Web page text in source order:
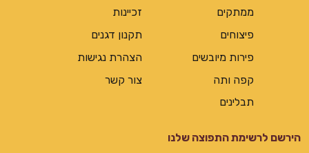
ממתקים
פיצוחים
פירות מיובשים
קפה ותה
תבלינים
זכיינות
תקנון דגנים
הצהרת נגישות
צור קשר
הירשם לרשימת התפוצה שלנו